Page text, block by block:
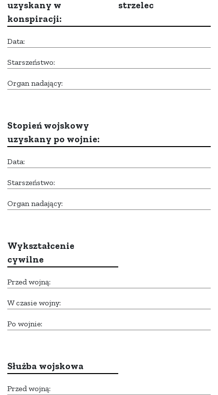
uzyskany w
konspiracji:
strzelec
Data:
Starszeństwo:
Organ nadający:
Stopień wojskowy
uzyskany po wojnie:
Data:
Starszeństwo:
Organ nadający:
Wykształcenie
cywilne
Przed wojną:
W czasie wojny:
Po wojnie:
Służba wojskowa
Przed wojną: